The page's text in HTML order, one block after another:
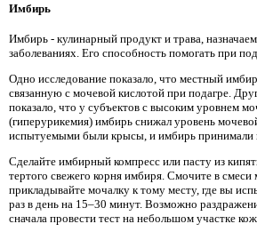
Имбирь
Имбирь - кулинарный продукт и трава,
заболеваниях. Его способность помогать при
Одно исследование показало, что местный
связанную с мочевой кислотой при подагре.
показало, что у субъектов с высоким уровнем
(гиперурикемия) имбирь снижал уровень
испытуемыми были крысы, и имбирь принимали
Сделайте имбирный компресс или пасту из
тертого свежего корня имбиря. Смочите в смеси
прикладывайте мочалку к тому месту, где вы
раз в день на 15–30 минут. Возможно
сначала провести тест на небольшом участке